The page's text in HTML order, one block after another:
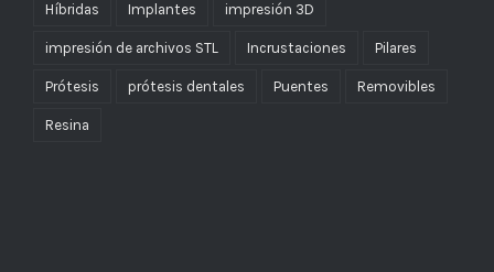
Híbridas Implantes impresión 3D
impresión de archivos STL Incrustaciones Pilares
Prótesis prótesis dentales Puentes Removibles
Resina